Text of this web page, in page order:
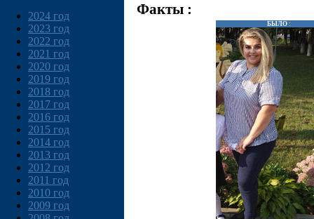
2024 год
2023 год
2022 год
2021 год
2020 год
2019 год
2018 год
2017 год
2016 год
2015 год
2014 год
2013 год
2012 год
2011 год
2010 год
2009 год
Факты :
БЫЛО :